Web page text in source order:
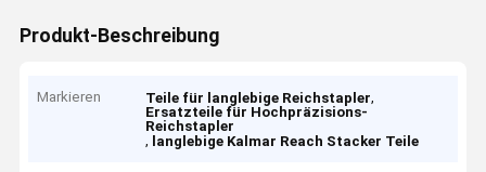
Produkt-Beschreibung
Markieren Teile für langlebige Reichstapler,
Ersatzteile für Hochpräzisions-
Reichstapler
, langlebige Kalmar Reach Stacker Teile